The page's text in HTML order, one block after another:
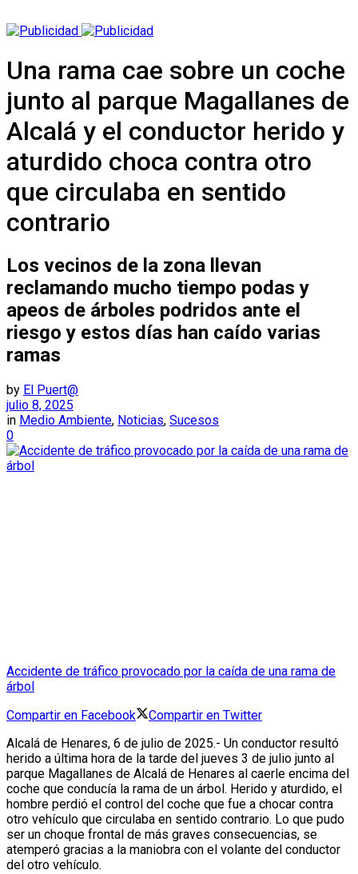
Una rama cae sobre un coche
junto al parque Magallanes de
Alcalá y el conductor herido y
aturdido choca contra otro
que circulaba en sentido
contrario
Los vecinos de la zona llevan
reclamando mucho tiempo podas y
apeos de árboles podridos ante el
riesgo y estos días han caído varias
ramas
by El Puert@
julio 8, 2025
in Medio Ambiente, Noticias, Sucesos
0
Accidente de tráfico provocado por la caída de una rama de
árbol
Compartir en Facebook
Compartir en Twitter
Alcalá de Henares, 6 de julio de 2025.- Un conductor resultó
herido a última hora de la tarde del jueves 3 de julio junto al
parque Magallanes de Alcalá de Henares al caerle encima del
coche que conducía la rama de un árbol. Herido y aturdido, el
hombre perdió el control del coche que fue a chocar contra
otro vehículo que circulaba en sentido contrario. Lo que pudo
ser un choque frontal de más graves consecuencias, se
atemperó gracias a la maniobra con el volante del conductor
del otro vehículo.